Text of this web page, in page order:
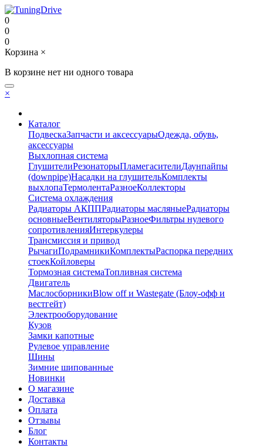
0
0
0
Корзина ×
В корзине нет ни одного товара
×
Каталог
ПодвескаЗапчасти и аксессуарыОдежда, обувь,
аксессуары
Выхлопная система
ГлушителиРезонаторыПламегасителиДаунпайпы
(downpipe)Насадки на глушительКомплекты
выхлопаТермолентаРазноеКоллекторы
Система охлаждения
Радиаторы АКППРадиаторы масляныеРадиаторы
основныеВентиляторыРазноеФильтры нулевого
сопротивленияИнтеркулеры
Трансмиссия и привод
РычагиПодрамникиКомплектыРаспорка передних
стоекКойловеры
Тормозная системаТопливная система
Двигатель
МаслосборникиBlow off и Wastegate (Блоу-офф и
вестгейт)
Электрооборудование
Кузов
Замки капотные
Рулевое управление
Шины
Зимние шипованные
Новинки
О магазине
Доставка
Оплата
Отзывы
Блог
Контакты